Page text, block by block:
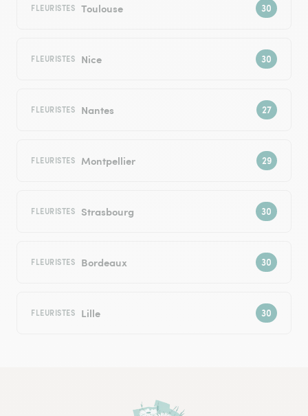
FLEURISTES Toulouse
FLEURISTES Nice
FLEURISTES Nantes
FLEURISTES Montpellier
FLEURISTES Strasbourg
FLEURISTES Bordeaux
FLEURISTES Lille